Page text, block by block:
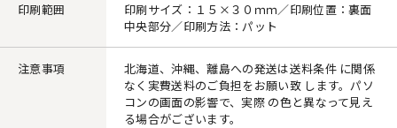
印刷範囲
印刷サイズ：１５×３０ｍｍ／印刷位置：裏面
中央部分／印刷方法：パット
注意事項
北海道、沖縄、離島への発送は送料条件 に関係
なく実費送料のご負担をお願い致 します。パソ
コンの画面の影響で、実際 の色と異なって見え
る場合がございます。